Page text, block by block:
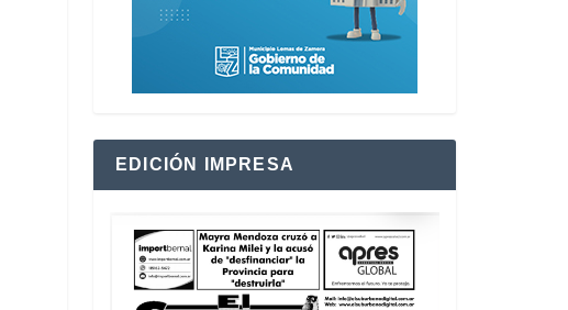
EDICIÓN IMPRESA